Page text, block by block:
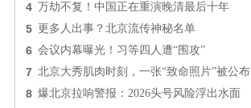
4 万劫不复！中国正在重演晚清最后十年
5 更多人出事？北京流传神秘名单
6 会议内幕曝光！习等四人遭“围攻”
7 北京大秀肌肉时刻，一张“致命照片”被公布
8 爆北京拉响警报：2026头号风险浮出水面